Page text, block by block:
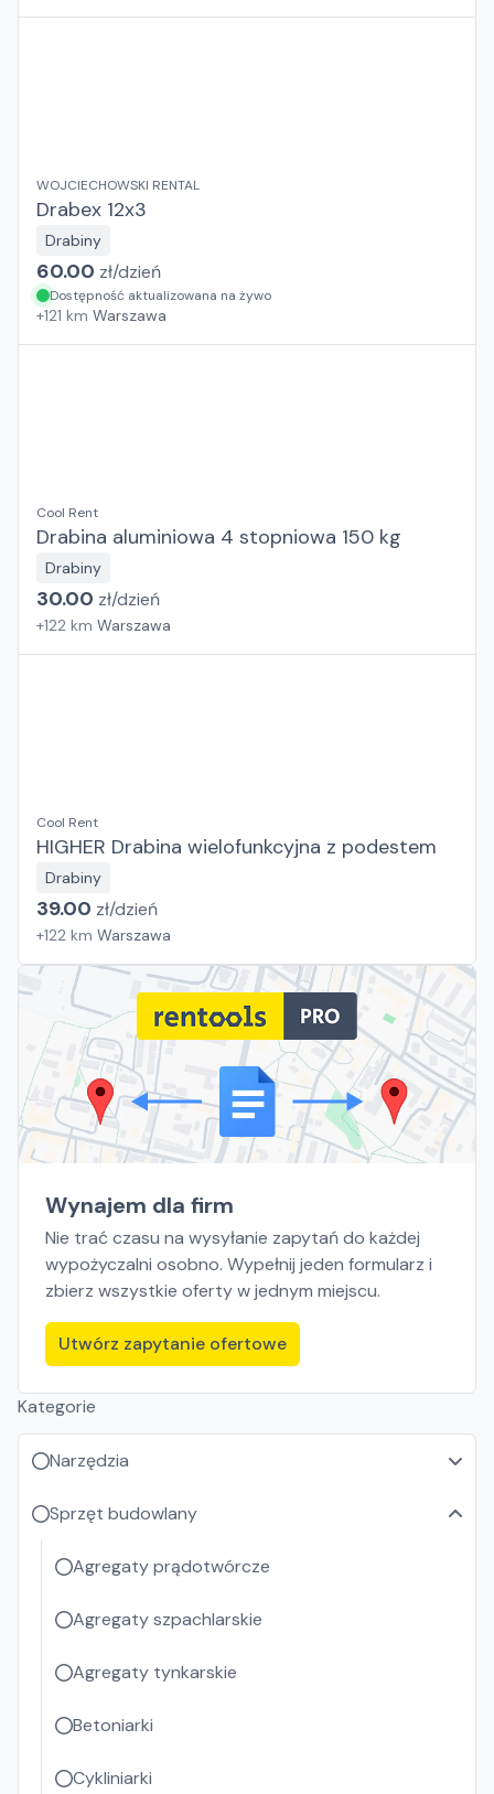
WOJCIECHOWSKI RENTAL
Drabex 12x3
Drabiny
60.00 zł/dzień
Dostępność aktualizowana na żywo
+121 km Warszawa
Cool Rent
Drabina aluminiowa 4 stopniowa 150 kg
Drabiny
30.00 zł/dzień
+122 km Warszawa
Cool Rent
HIGHER Drabina wielofunkcyjna z podestem
Drabiny
39.00 zł/dzień
+122 km Warszawa
Wynajem dla firm
Nie trać czasu na wysyłanie zapytań do każdej
wypożyczalni osobno. Wypełnij jeden formularz i
zbierz wszystkie oferty w jednym miejscu.
Utwórz zapytanie ofertowe
Kategorie
Narzędzia
Sprzęt budowlany
Agregaty prądotwórcze
Agregaty szpachlarskie
Agregaty tynkarskie
Betoniarki
Cykliniarki